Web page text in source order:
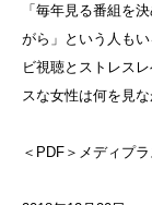
「毎年見る番組を
がら」という人も
ビ視聴とストレス
スな女性は何を見
＜PDF＞ メディプ